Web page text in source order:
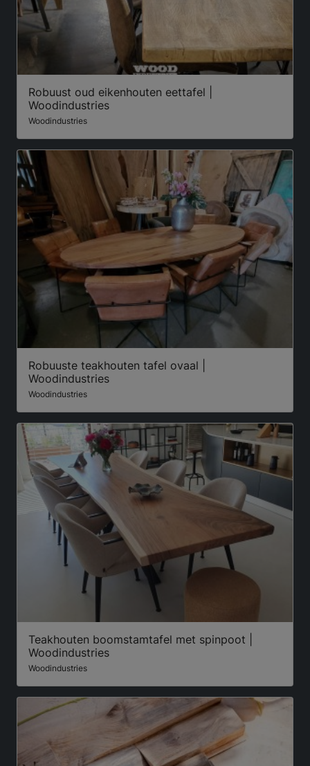
Robuust oud eikenhouten eettafel |
Woodindustries
Woodindustries
Robuuste teakhouten tafel ovaal |
Woodindustries
Woodindustries
Teakhouten boomstamtafel met spinpoot |
Woodindustries
Woodindustries